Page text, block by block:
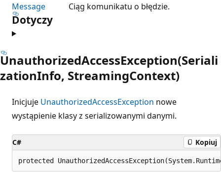
Message
Ciąg komunikatu o błędzie.
Dotyczy
UnauthorizedAccessException(Seriali
zationInfo, StreamingContext)
Inicjuje UnauthorizedAccessException nowe
wystąpienie klasy z serializowanymi danymi.
C# Kopiuj
protected